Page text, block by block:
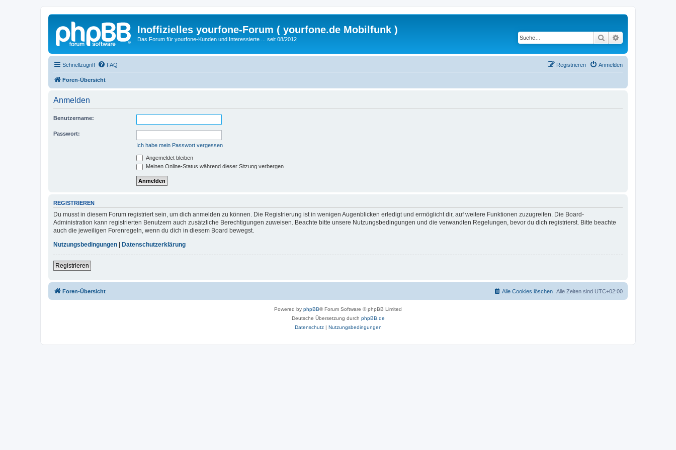
Inoffizielles yourfone-Forum ( yourfone.de Mobilfunk )
Das Forum für yourfone-Kunden und Interessierte ... seit 08/2012 Suche
Schnellzugriff FAQ Anmelden
Registrieren
Foren-Übersicht
Anmelden
Benutzername:
Passwort:
Ich habe mein Passwort vergessen
Angemeldet bleiben
Meinen Online-Status während dieser Sitzung verbergen
REGISTRIEREN
Du musst in diesem Forum registriert sein, um dich anmelden zu können. Die Registrierung ist in wenigen Augenblicken erledigt und ermöglicht dir, auf weitere Funktionen zuzugreifen. Die Board-
Administration kann registrierten Benutzern auch zusätzliche Berechtigungen zuweisen. Beachte bitte unsere Nutzungsbedingungen und die verwandten Regelungen, bevor du dich registrierst. Bitte beachte
auch die jeweiligen Forenregeln, wenn du dich in diesem Board bewegst.
Nutzungsbedingungen
Datenschutzerklärung
Registrieren
Foren-Übersicht Alle Zeiten sind UTC+02:00
Alle Cookies löschen
Powered by phpBB® Forum Software © phpBB Limited
Deutsche Übersetzung durch phpBB.de
Datenschutz| Nutzungsbedingungen